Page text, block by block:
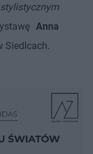
Anna
Siedlcach.